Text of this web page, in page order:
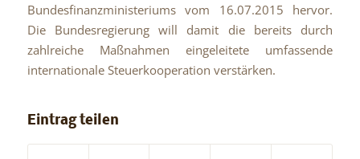
Bundesfinanzministeriums vom 16.07.2015 hervor.
Die Bundesregierung will damit die bereits durch
zahlreiche Maßnahmen eingeleitete umfassende
internationale Steuerkooperation verstärken.
Eintrag teilen